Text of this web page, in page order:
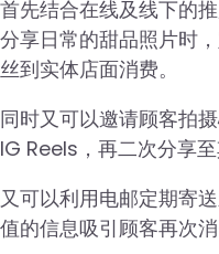
首先结合在线及线下的
分享日常的甜品照片时
丝到实体店面消费。
同时又可以邀请顾客拍
IG Reels，再二次分享至
又可以利用电邮定期寄
值的信息吸引顾客再次消